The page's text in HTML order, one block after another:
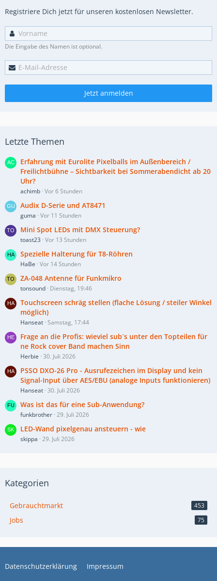
Registriere Dich jetzt für unseren kostenlosen Newsletter.
Die Eingabe des Namen ist optional.
Jetzt anmelden
Letzte Themen
Erfahrung mit Eurolite Pixelballs im Außenbereich /
Freilichtbühne – Sichtbarkeit bei Sommerabendicht ab 20
Uhr?
achimb Vor 6 Stunden
Audix D-Serie und AT8471
guma Vor 11 Stunden
Mini Spot LEDs mit DMX Steuerung?
toast23 Vor 13 Stunden
Spezielle Halterung für T8-Röhren
HaBe Vor 14 Stunden
ZA-048 Antenne für Funkmikro
tonsound Dienstag, 19:46
Touchscreen schräg stellen (flache Lösung / steiler Winkel
möglich)
Hanseat Samstag, 17:44
Frage an die Profis: wieviel sub´s unter den Topteilen für
ne Rock cover Band machen Sinn
Herbie 30. Juli 2026
PSSO DXO-26 Pro - Ausrufezeichen im Display und kein
Signal-Input über AES/EBU (analoge Inputs funktionieren)
Hanseat 30. Juli 2026
Was ist das für eine Sub-Anwendung?
funkbrother 29. Juli 2026
LED-Wand pixelgenau ansteuern - wie
skippa 29. Juli 2026
Kategorien
Gebrauchtmarkt 453
Jobs 75
Datenschutzerklärung Impressum